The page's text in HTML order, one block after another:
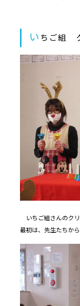
い ちご組
いちご組さんのクリ
最初は、先生たちか